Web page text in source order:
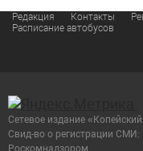
Редакция Контакты
Расписание автобусов
Сетевое издание
Cвид-во о регистрации